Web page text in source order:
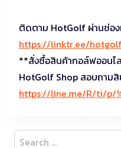
ติดตาม HotGolf ผ่านช่อ
https://linktr.ee/
**สั่งซื้อสินค้ากอล์ฟออนไ
HotGolf Shop สอบถาม
https://line.me/R/ti/p/
Search